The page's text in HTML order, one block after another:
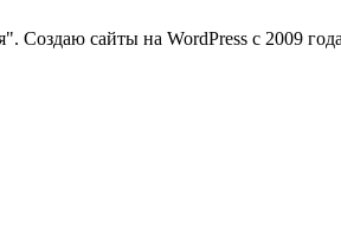
сайты на WordPress с 2009